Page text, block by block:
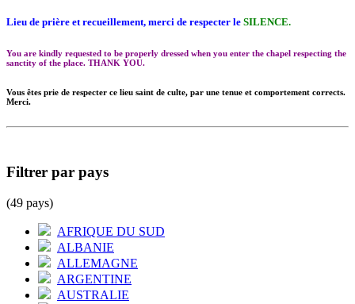
Lieu de prière et recueillement, merci de respecter le SILENCE.
You are kindly requested to be properly dressed when you enter the chapel respecting the
sanctity of the place. THANK YOU.
Vous êtes prie de respecter ce lieu saint de culte, par une tenue et comportement corrects.
Merci.
Filtrer par pays
(49 pays)
AFRIQUE DU SUD
ALBANIE
ALLEMAGNE
ARGENTINE
AUSTRALIE